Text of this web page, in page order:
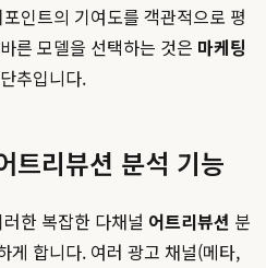
인트의 기여도를 객관적으로 평
른 모델을 선택하는 것은 마케팅
추입니다.
트리뷰션 분석 기능
한 복잡한 다채널 어트리뷰션 분
게 합니다. 여러 광고 채널(메타,